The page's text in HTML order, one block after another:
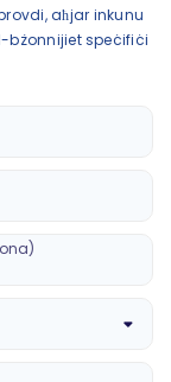
aħjar inkunu
bżonnijiet speċifiċi